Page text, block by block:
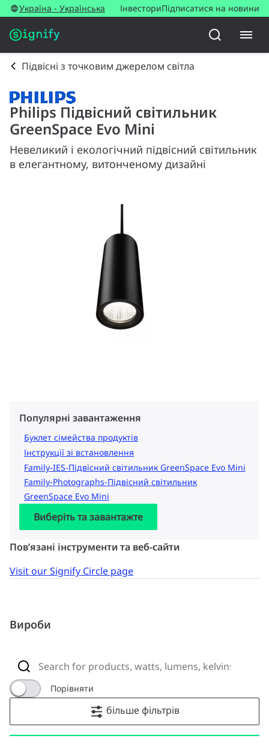
Україна - Українська ІнвесториПідписатися на новини
Підвісні з точковим джерелом світла
Philips Підвісний світильник
GreenSpace Evo Mini
Невеликий і екологічний підвісний світильник
в елегантному, витонченому дизайні
Популярні завантаження
Буклет сімейства продуктів
Інструкції зі встановлення
Family-IES-Підвісний світильник GreenSpace Evo Mini
Family-Photographs-Підвісний світильник
GreenSpace Evo Mini
Виберіть та завантажте
Пов’язані інструменти та веб-сайти
Visit our Signify Circle page
Вироби
Порівняти
більше фільтрів